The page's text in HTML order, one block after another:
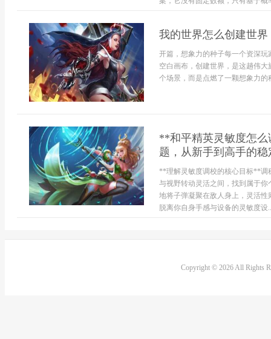
我的世界怎么创建世
开篇，想象力的种子每一个资深
空白画布，创建世界，是这趟伟
个场景，而是点燃了一颗想象力
**和平精英灵敏度怎
题，从新手到高手的
**理解灵敏度调校的核心目标**调
与视野转动灵活之间，找到属于
地将子弹凝聚在敌人身上，灵活
脱离你自身手感与设备的灵敏度设
Copyright © 2026 All Rights